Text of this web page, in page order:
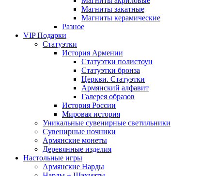
Магниты закатные
Магниты керамические
Разное
VIP Подарки
Статуэтки
История Армении
Статуэтки полистоун
Статуэтки бронза
Церкви. Статуэтки
Армянский алфавит
Галерея образов
История России
Мировая история
Уникальные сувенирные светильники
Сувенирные ночники
Армянские монеты
Деревянные изделия
Настольные игры
Армянские Нарды